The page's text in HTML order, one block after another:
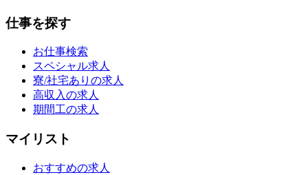
仕事を探す
お仕事検索
スペシャル求人
寮/社宅ありの求人
高収入の求人
期間工の求人
マイリスト
おすすめの求人